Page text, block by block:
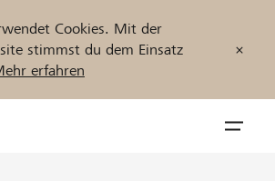
Cookies. Mit der
stimmst du dem Einsatz
erfahren